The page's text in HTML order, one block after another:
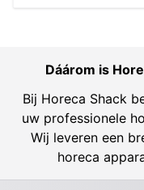
Dáárom is
Bij Horeca Shack
uw professionele
Wij leveren een
horeca